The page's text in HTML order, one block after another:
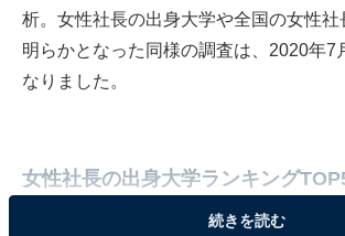
析。女性社長の出身大学や全国の女性
明らかとなった同様の調査は、2020年7
なりました。
女性社長の出身大学ランキング
続きを読む